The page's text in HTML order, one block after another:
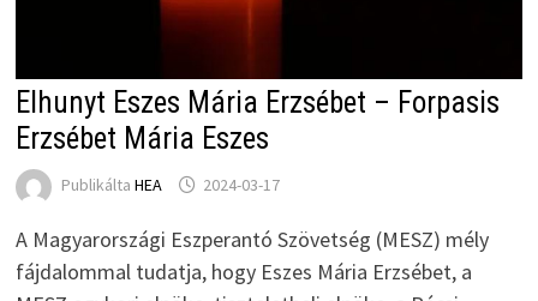
Elhunyt Eszes Mária Erzsébet – Forpasis
Erzsébet Mária Eszes
Publikálta HEA 2024-03-17
A Magyarországi Eszperantó Szövetség (MESZ) mély
fájdalommal tudatja, hogy Eszes Mária Erzsébet, a